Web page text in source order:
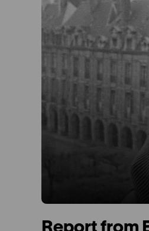
Report from